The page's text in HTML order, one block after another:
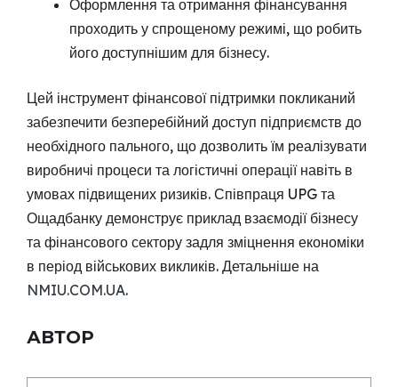
Оформлення та отримання фінансування
проходить у спрощеному режимі, що робить
його доступнішим для бізнесу.
Цей інструмент фінансової підтримки покликаний
забезпечити безперебійний доступ підприємств до
необхідного пального, що дозволить їм реалізувати
виробничі процеси та логістичні операції навіть в
умовах підвищених ризиків. Співпраця UPG та
Ощадбанку демонструє приклад взаємодії бізнесу
та фінансового сектору задля зміцнення економіки
в період військових викликів. Детальніше на
NMIU.COM.UA.
АВТОР